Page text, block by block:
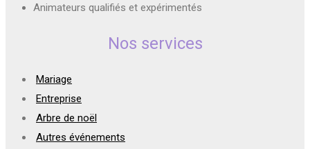
Animateurs qualifiés et expérimentés
Nos services
Mariage
Entreprise
Arbre de noël
Autres événements